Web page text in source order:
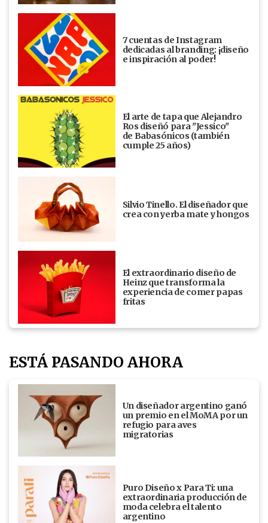
7 cuentas de Instagram
dedicadas al branding: ¡diseño
e inspiración al poder!
El arte de tapa que Alejandro
Ros diseñó para "Jessico"
de Babasónicos (también
cumple 25 años)
Silvio Tinello. El diseñador que
crea con yerba mate y hongos
El extraordinario diseño de
Heinz que transforma la
experiencia de comer papas
fritas
ESTÁ PASANDO AHORA
Un diseñador argentino ganó
un premio en el MoMA por un
refugio para aves
migratorias
Puro Diseño x Para Ti: una
extraordinaria producción de
moda celebra el talento
argentino